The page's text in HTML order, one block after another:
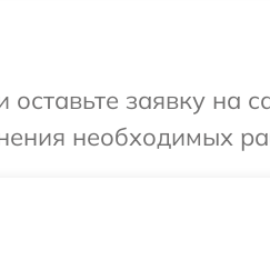
заявку на
необходимых